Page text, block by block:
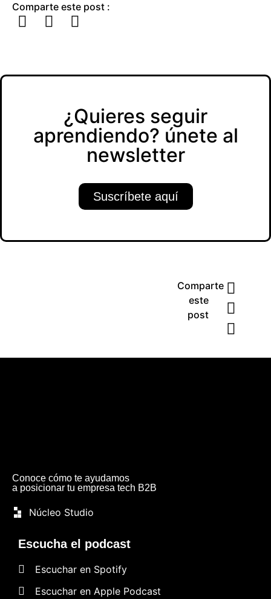
Comparte este post :
¿Quieres seguir
aprendiendo? únete al
newsletter
Suscríbete aquí
Comparte
este
post
Conoce cómo te ayudamos
a posicionar tu empresa tech B2B
Núcleo Studio
Escucha el podcast
Escuchar en Spotify
Escuchar en Apple Podcast